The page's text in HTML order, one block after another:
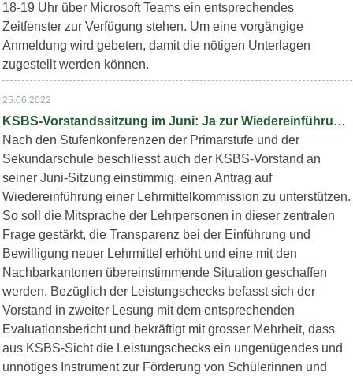
18-19 Uhr über Microsoft Teams ein entsprechendes
Zeitfenster zur Verfügung stehen. Um eine vorgängige
Anmeldung wird gebeten, damit die nötigen Unterlagen
zugestellt werden können.
25.06.2022
KSBS-Vorstandssitzung im Juni: Ja zur Wiedereinführung einer Lehrmittelkommission! Leistungscheck als Förderinstrument weitgehend unbrauchbar!
Nach den Stufenkonferenzen der Primarstufe und der
Sekundarschule beschliesst auch der KSBS-Vorstand an
seiner Juni-Sitzung einstimmig, einen Antrag auf
Wiedereinführung einer Lehrmittelkommission zu unterstützen.
So soll die Mitsprache der Lehrpersonen in dieser zentralen
Frage gestärkt, die Transparenz bei der Einführung und
Bewilligung neuer Lehrmittel erhöht und eine mit den
Nachbarkantonen übereinstimmende Situation geschaffen
werden. Bezüglich der Leistungschecks befasst sich der
Vorstand in zweiter Lesung mit dem entsprechenden
Evaluationsbericht und bekräftigt mit grosser Mehrheit, dass
aus KSBS-Sicht die Leistungschecks ein ungenügendes und
unnötiges Instrument zur Förderung von Schülerinnen und